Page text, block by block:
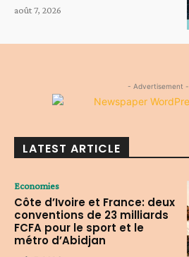
août 7, 2026
- Advertisement -
LATEST ARTICLE
Economies
Côte d’Ivoire et France: deux
conventions de 23 milliards
FCFA pour le sport et le
métro d’Abidjan